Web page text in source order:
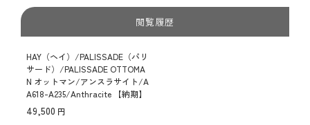
閲覧履歴
HAY（ヘイ）/PALISSADE（パリ
サード）/PALISSADE OTTOMA
N オットマン/アンスラサイト/A
A618-A235/Anthracite 【納期】
約3～4週間（メーカー欠品時を
除く）
49,500